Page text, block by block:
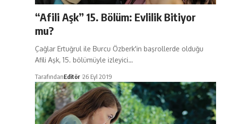
“Afili Aşk” 15. Bölüm: Evlilik Bitiyor
mu?
Çağlar Ertuğrul ile Burcu Özberk'in başrollerde olduğu
Afili Aşk, 15. bölümüyle izleyici…
TarafındanEditör 26 Eyl 2019